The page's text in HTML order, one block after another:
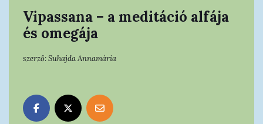
Vipassana – a meditáció alfája
és omegája
szerző:Suhajda Annamária